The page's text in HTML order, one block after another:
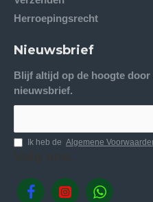
Herroepingsrecht
Nieuwsbrief
Blijf altijd op de hoogte door
nieuwsbrief.
Ik heb de Algemene